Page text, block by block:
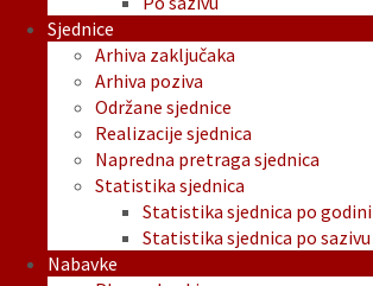
Sjednice
Arhiva zaključaka
Arhiva poziva
Održane sjednice
Realizacije sjednica
Napredna pretraga sjednica
Statistika sjednica
Statistika sjednica po godini
Statistika sjednica po sazivu
Nabavke